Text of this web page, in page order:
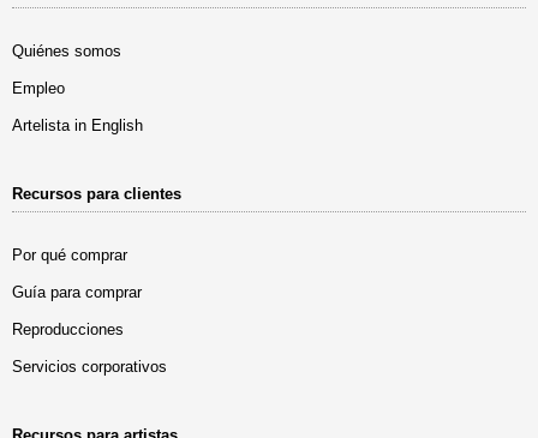
Quiénes somos
Empleo
Artelista in English
Recursos para clientes
Por qué comprar
Guía para comprar
Reproducciones
Servicios corporativos